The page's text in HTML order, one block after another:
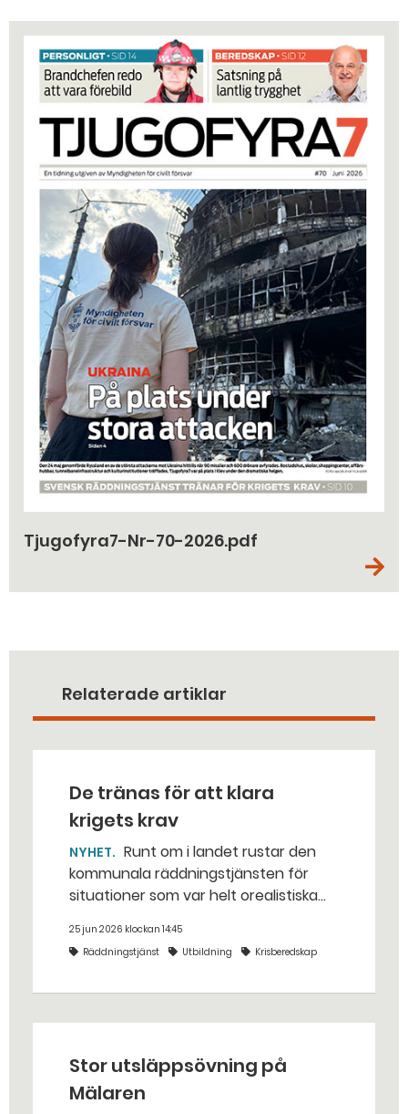
Tjugofyra7-Nr-70-2026.pdf
Relaterade artiklar
De tränas för att klara
krigets krav
NYHET
kommunala räddningstjänsten för
situationer som var helt orealistiska
bakhåll, utspridda granater och hot
från livsfarliga drönare i det
25 jun 2026 klockan 14:45
Räddningstjänst
Utbildning Krisberedskap
Stor utsläppsövning på
Mälaren